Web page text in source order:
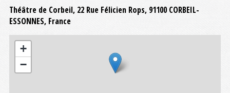
Théâtre de Corbeil, 22 Rue Félicien Rops, 91100 CORBEIL-
ESSONNES, France
+
−